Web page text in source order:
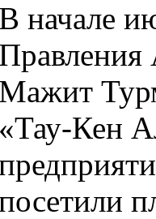
В начале
Мажит
«Тау-Кен